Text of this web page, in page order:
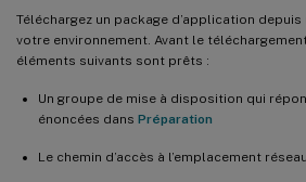
Téléchargez un package d’application
votre environnement. Avant le
éléments suivants sont prêts :
Un groupe de mise à disposition qui
énoncées dans Préparation
Le chemin d’accès à l’emplacement réseau.